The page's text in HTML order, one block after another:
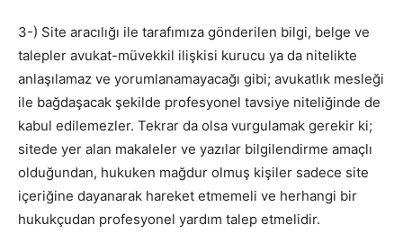
3-) Site aracılığı ile tarafımıza gönderilen bilgi, belge ve
talepler avukat-müvekkil ilişkisi kurucu ya da nitelikte
anlaşılamaz ve yorumlanamayacağı gibi; avukatlık mesleği
ile bağdaşacak şekilde profesyonel tavsiye niteliğinde de
kabul edilemezler. Tekrar da olsa vurgulamak gerekir ki;
sitede yer alan makaleler ve yazılar bilgilendirme amaçlı
olduğundan, hukuken mağdur olmuş kişiler sadece site
içeriğine dayanarak hareket etmemeli ve herhangi bir
hukukçudan profesyonel yardım talep etmelidir.